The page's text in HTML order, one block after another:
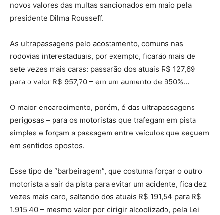
novos valores das multas sancionados em maio pela
presidente Dilma Rousseff.
As ultrapassagens pelo acostamento, comuns nas
rodovias interestaduais, por exemplo, ficarão mais de
sete vezes mais caras: passarão dos atuais R$ 127,69
para o valor R$ 957,70 – em um aumento de 650%…
O maior encarecimento, porém, é das ultrapassagens
perigosas – para os motoristas que trafegam em pista
simples e forçam a passagem entre veículos que seguem
em sentidos opostos.
Esse tipo de “barbeiragem”, que costuma forçar o outro
motorista a sair da pista para evitar um acidente, fica dez
vezes mais caro, saltando dos atuais R$ 191,54 para R$
1.915,40 – mesmo valor por dirigir alcoolizado, pela Lei